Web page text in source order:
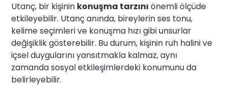
Utanç, bir kişinin konuşma tarzını önemli ölçüde
etkileyebilir. Utanç anında, bireylerin ses tonu,
kelime seçimleri ve konuşma hızı gibi unsurlar
değişiklik gösterebilir. Bu durum, kişinin ruh halini ve
içsel duygularını yansıtmakla kalmaz, aynı
zamanda sosyal etkileşimlerdeki konumunu da
belirleyebilir.